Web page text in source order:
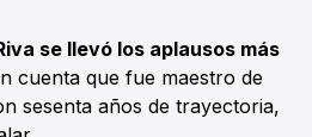
se llevó los aplausos más
cuenta que fue maestro de
sesenta años de trayectoria,